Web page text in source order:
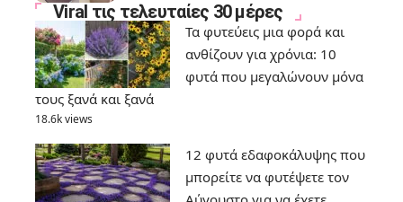
Viral τις τελευταίες 30 μέρες
Τα φυτεύεις μια φορά και
ανθίζουν για χρόνια: 10
φυτά που μεγαλώνουν μόνα
τους ξανά και ξανά
18.6k views
12 φυτά εδαφοκάλυψης που
μπορείτε να φυτέψετε τον